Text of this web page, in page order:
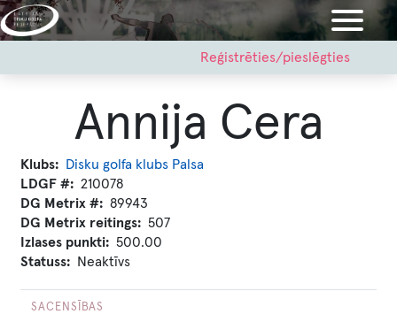
Pārlekt
uz
menu
Reģistrēties/pieslēgties
Annija Cera
Klubs
Disku golfa klubs Palsa
LDGF #
210078
DG Metrix #
89943
DG Metrix reitings
507
Izlases punkti
500.00
Statuss
Neaktīvs
SACENSĪBAS